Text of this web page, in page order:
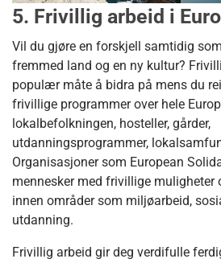
5. Frivillig arbeid i
Vil du gjøre en forskjell samtidig
fremmed land og en ny kultur?
populær måte å bidra på mens du
frivillige programmer over hele
lokalbefolkningen, hosteller, gårder,
utdanningsprogrammer,
Organisasjoner som European
mennesker med frivillige muligheter
innen områder som miljøarbeid,
utdanning.
Frivillig arbeid gir deg verdifulle